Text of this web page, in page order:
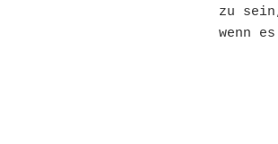
zu
wenn